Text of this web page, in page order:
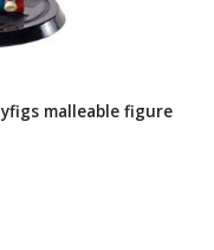
malleable figure